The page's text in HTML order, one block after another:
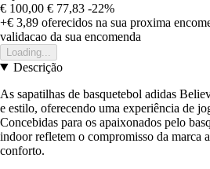
€ 100,00 € 77,83 -22%
+€ 3,89 oferecidos na sua proxima
validacao da sua encomenda
Loading...
Descrição
As sapatilhas de basquetebol adidas
e estilo, oferecendo uma experiência de
Concebidas para os apaixonados pelo
indoor refletem o compromisso da marca
conforto.